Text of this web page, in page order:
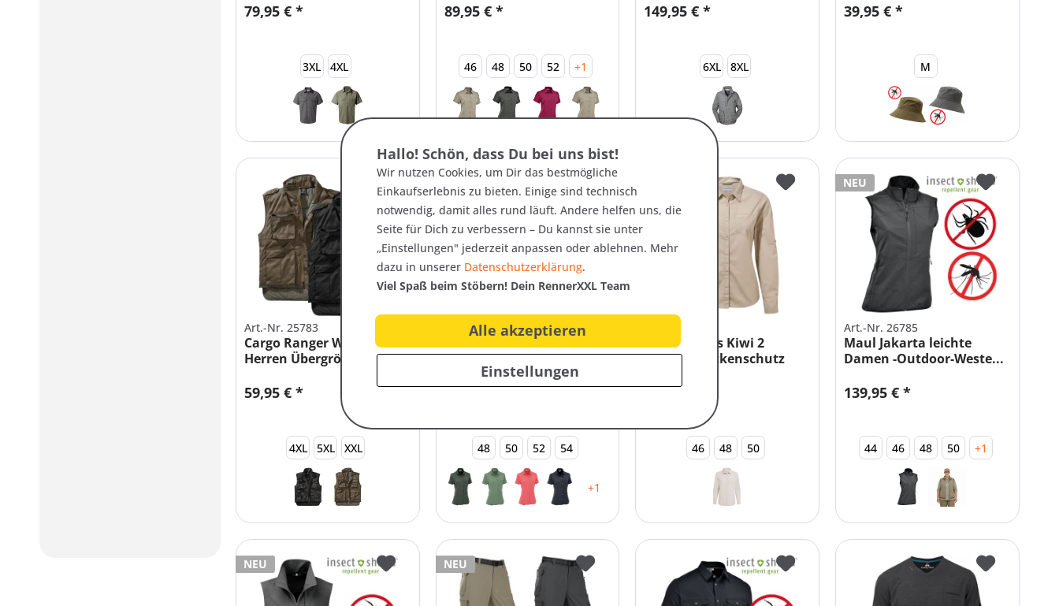
79,95 € *
3XL 4XL
89,95 € *
46 48 50 52 +1
149,95 € *
6XL 8XL
39,95 € *
M
Art.-Nr. 25783
Cargo Ranger Weste
Herren Übergrößen
59,95 € *
4XL 5XL XXL
Nachhaltig
Art.-Nr. 26749
Maul Damen Vilsa
elastische Wander-Bluse
89,95 € *
48 50 52 54
+1
Craghoppers Kiwi 2
Damen Mückenschutz
79,95 € *
46 48 50
NEU
Art.-Nr. 26785
Maul Jakarta leichte
Damen -Outdoor-Weste...
139,95 € *
44 46 48 50 +1
NEU NEU
Hallo! Schön, dass Du bei uns bist!
Wir nutzen Cookies, um Dir das bestmögliche
Einkaufserlebnis zu bieten. Einige sind technisch
notwendig, damit alles rund läuft. Andere helfen uns, die
Seite für Dich zu verbessern – Du kannst sie unter
„Einstellungen" jederzeit anpassen oder ablehnen. Mehr
dazu in unserer Datenschutzerklärung.
Viel Spaß beim Stöbern! Dein RennerXXL Team
Alle akzeptieren
Einstellungen